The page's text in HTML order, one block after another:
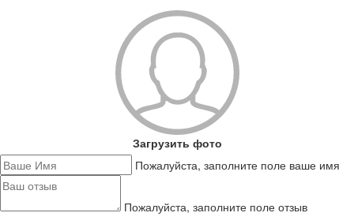
Загрузить фото
Пожалуйста, заполните поле ваше имя
Пожалуйста, заполните поле отзыв